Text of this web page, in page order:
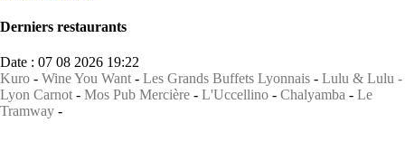
Derniers restaurants
Date : 07 08 2026 19:22
Kuro - Wine You Want - Les Grands Buffets Lyonnais - Lulu & Lulu -
Lyon Carnot - Mos Pub Mercière - L'Uccellino - Chalyamba - Le
Tramway -